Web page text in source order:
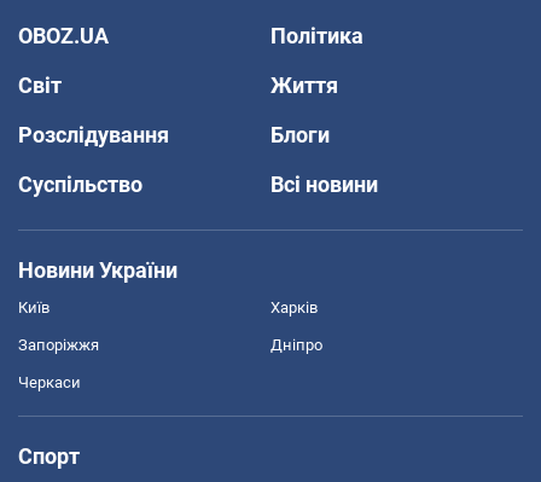
OBOZ.UA
Політика
Світ
Життя
Розслідування
Блоги
Суспільство
Всі новини
Новини України
Київ Харків
Запоріжжя Дніпро
Черкаси
Спорт